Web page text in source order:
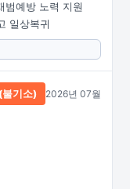
범예방 노력 지원
일상복귀
불기소) 2026년 07월